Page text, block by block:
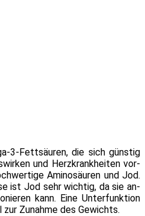
3-Fettsäuren, die sich güns­tig
und Herzkrankheiten vor­
Aminosäuren und Jod.
ist Jod sehr wich­tig, da sie an­
kann. Eine Unterfunktion
Zunahme des Gewichts.